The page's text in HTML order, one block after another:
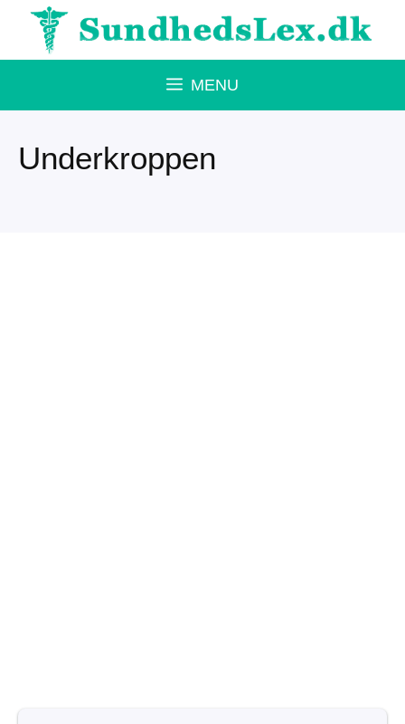
Hop
MENU
Underkroppen